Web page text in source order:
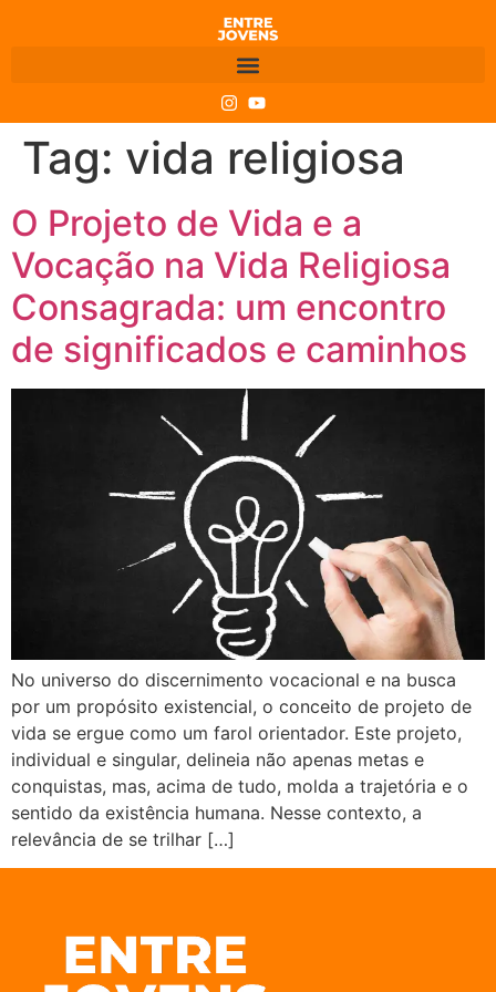
Tag: vida religiosa
O Projeto de Vida e a
Vocação na Vida Religiosa
Consagrada: um encontro
de significados e caminhos
No universo do discernimento vocacional e na busca
por um propósito existencial, o conceito de projeto de
vida se ergue como um farol orientador. Este projeto,
individual e singular, delineia não apenas metas e
conquistas, mas, acima de tudo, molda a trajetória e o
sentido da existência humana. Nesse contexto, a
relevância de se trilhar […]